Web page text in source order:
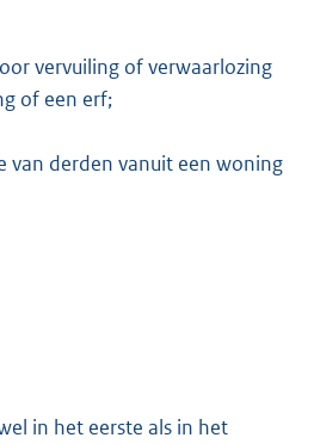
vervuiling of verwaarlozing
of een erf;
van derden vanuit een woning
in het eerste als in het